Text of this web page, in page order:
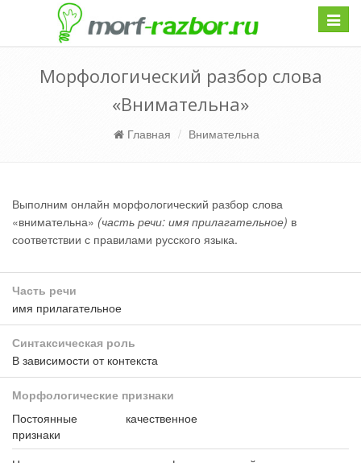
Морфологический разбор слова
«Внимательна»
Главная Внимательна
Выполним онлайн морфологический разбор слова
«внимательна» (часть речи: имя прилагательное) в
соответствии с правилами русского языка.
Часть речи
имя прилагательное
Синтаксическая роль
В зависимости от контекста
Морфологические признаки
Постоянные
признаки
качественное